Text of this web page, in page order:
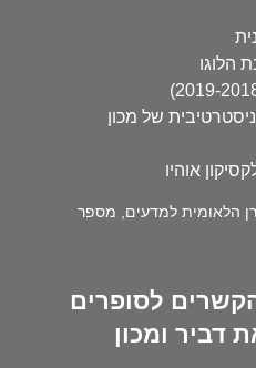
הלוגו
של מכון
אוהיו
הלאומית למדעים, מספר
לסופרים
דביר ומכון